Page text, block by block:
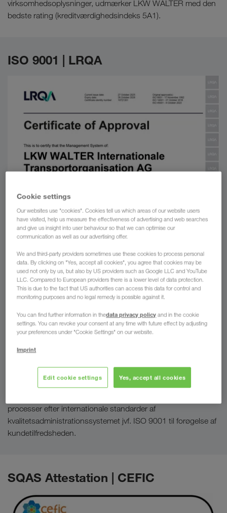
virksomhedsoplysninger, udmærker LKW WALTER med den
bedste rating (kreditværdighedsindeks 5A1).
ISO 9001 | LRQA
processer efter internationale standarder af
kvalitetsadministrationssystemet jvf. ISO 9001 til forøgelse af
kundetilfredsheden.
SQAS Attestation | CEFIC
Cookie settings
Our websites use "cookies". Cookies tell us which areas of our website users
have visited, help us measure the effectiveness of advertising and web searches
and give us insight into user behaviour so that we can optimise our
communication as well as our advertising offer.
We and third-party providers sometimes use these cookies to process personal
data. By clicking on "Yes, accept all cookies", you agree that cookies may be
used not only by us, but also by US providers such as Google LLC and YouTube
LLC. Compared to European providers there is a lower level of data protection.
This is due to the fact that US authorities can access this data for control and
monitoring purposes and no legal remedy is possible against it.
You can find further information in thedata privacy policy and in the cookie
settings. You can revoke your consent at any time with future effect by adjusting
your preferences under "Cookie Settings" on our website.
Imprint
Edit cookie settings Yes, accept all cookies